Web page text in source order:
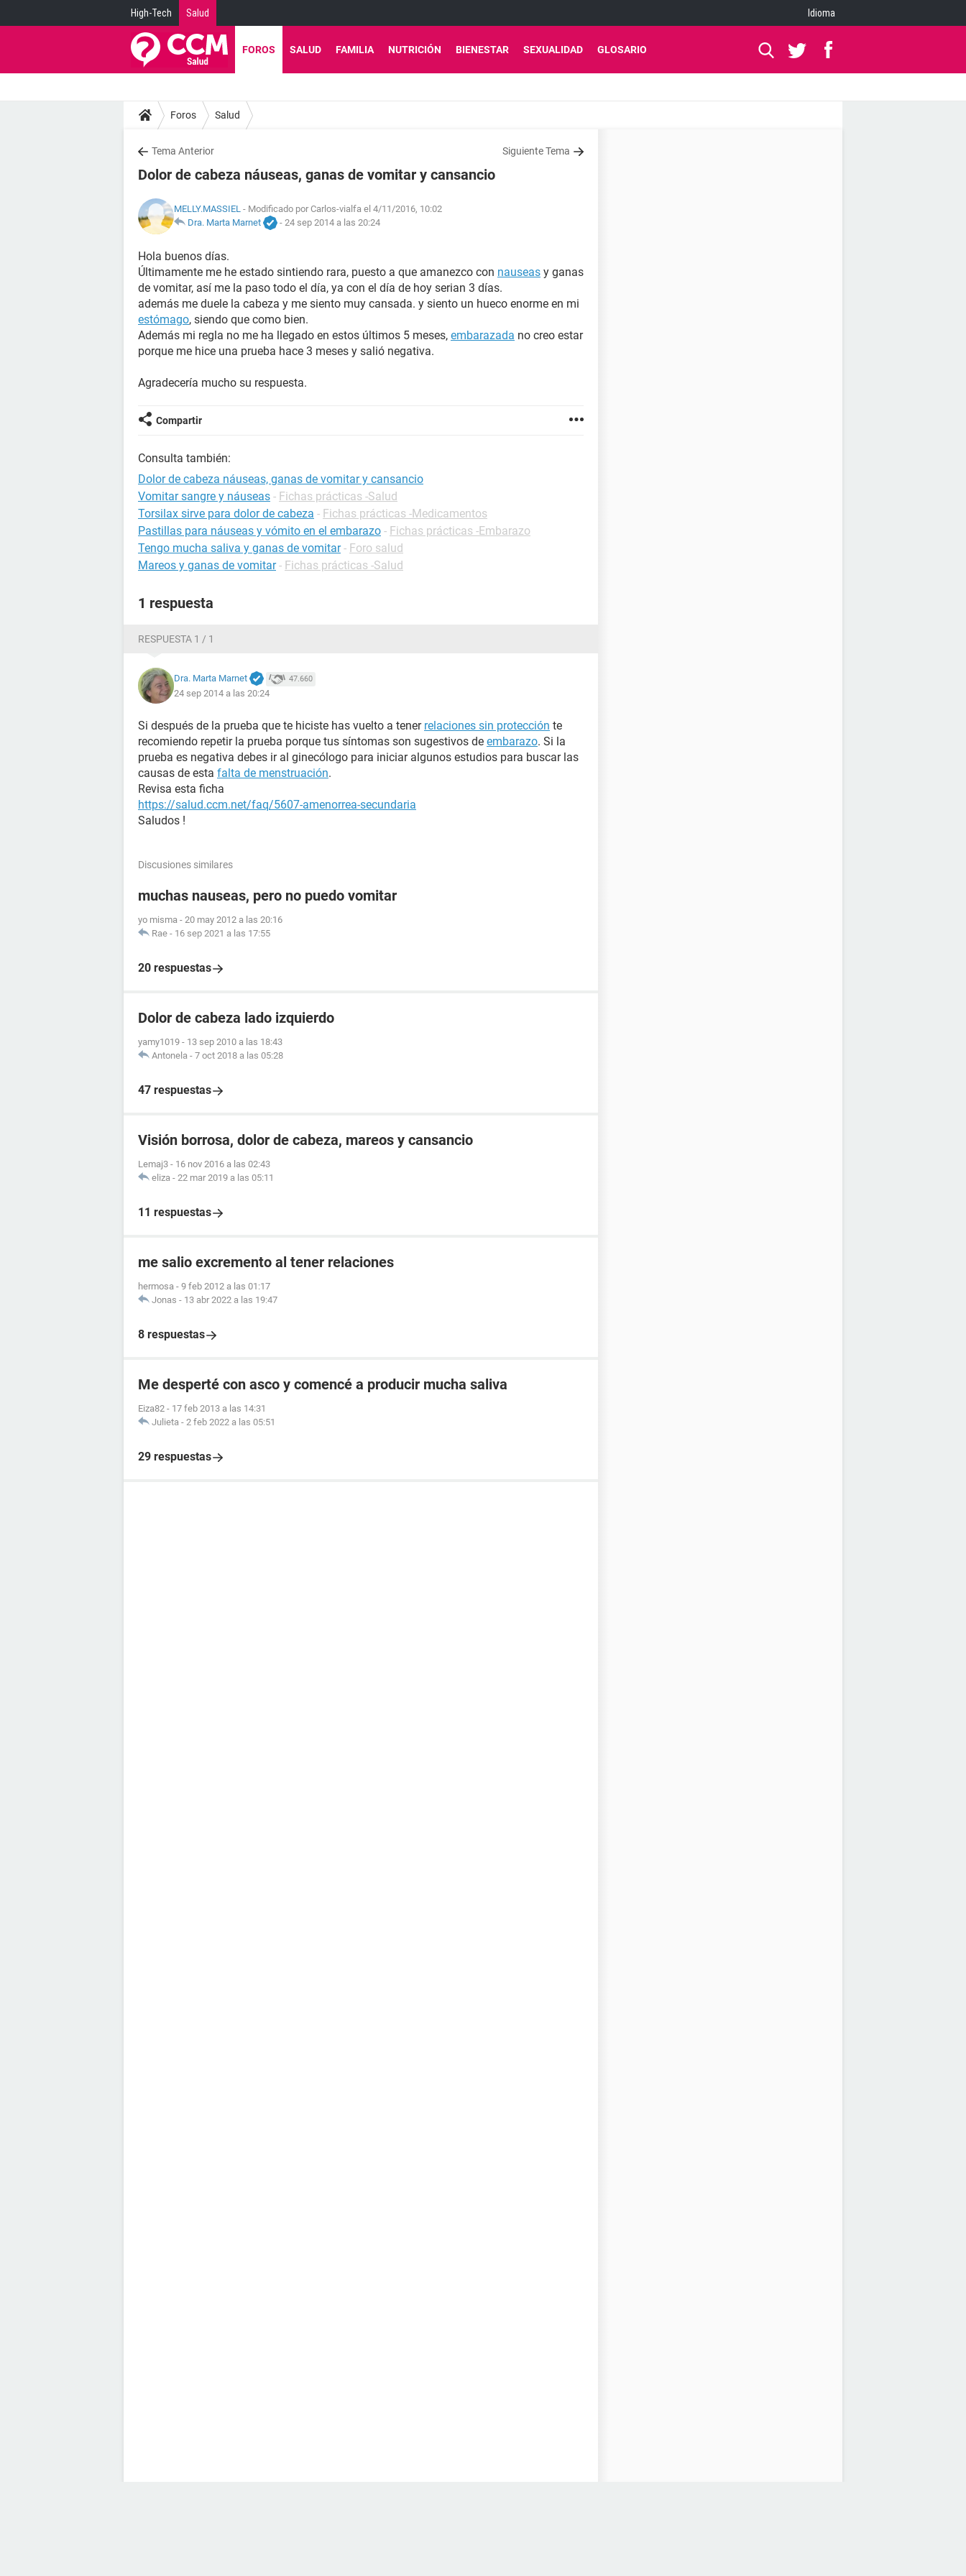
High-Tech Salud Idioma
FOROS SALUD FAMILIA NUTRICIÓN BIENESTAR SEXUALIDAD GLOSARIO
Foros Salud
Tema Anterior Siguiente Tema
Dolor de cabeza náuseas, ganas de vomitar y cansancio
MELLY.MASSIEL - Modificado por Carlos-vialfa el 4/11/2016, 10:02
Dra. Marta Marnet
- 24 sep 2014 a las 20:24
Hola buenos días.
Últimamente me he estado sintiendo rara, puesto a que amanezco con nauseas y ganas
de vomitar, así me la paso todo el día, ya con el día de hoy serian 3 días.
además me duele la cabeza y me siento muy cansada. y siento un hueco enorme en mi
estómago, siendo que como bien.
Además mi regla no me ha llegado en estos últimos 5 meses, embarazada no creo estar
porque me hice una prueba hace 3 meses y salió negativa.
Agradecería mucho su respuesta.
Compartir
Consulta también:
Dolor de cabeza náuseas, ganas de vomitar y cansancio
Vomitar sangre y náuseas - Fichas prácticas -Salud
Torsilax sirve para dolor de cabeza - Fichas prácticas -Medicamentos
Pastillas para náuseas y vómito en el embarazo - Fichas prácticas -Embarazo
Tengo mucha saliva y ganas de vomitar - Foro salud
Mareos y ganas de vomitar - Fichas prácticas -Salud
1 respuesta
RESPUESTA 1 / 1
Dra. Marta Marnet 47.660
24 sep 2014 a las 20:24
Si después de la prueba que te hiciste has vuelto a tener relaciones sin protección te
recomiendo repetir la prueba porque tus síntomas son sugestivos de embarazo. Si la
prueba es negativa debes ir al ginecólogo para iniciar algunos estudios para buscar las
causas de esta falta de menstruación.
Revisa esta ficha
https://salud.ccm.net/faq/5607-amenorrea-secundaria
Saludos !
Discusiones similares
muchas nauseas, pero no puedo vomitar
yo misma - 20 may 2012 a las 20:16
Rae - 16 sep 2021 a las 17:55
20 respuestas
Dolor de cabeza lado izquierdo
yamy1019 - 13 sep 2010 a las 18:43
Antonela - 7 oct 2018 a las 05:28
47 respuestas
Visión borrosa, dolor de cabeza, mareos y cansancio
Lemaj3 - 16 nov 2016 a las 02:43
eliza - 22 mar 2019 a las 05:11
11 respuestas
me salio excremento al tener relaciones
hermosa - 9 feb 2012 a las 01:17
Jonas - 13 abr 2022 a las 19:47
8 respuestas
Me desperté con asco y comencé a producir mucha saliva
Eiza82 - 17 feb 2013 a las 14:31
Julieta - 2 feb 2022 a las 05:51
29 respuestas